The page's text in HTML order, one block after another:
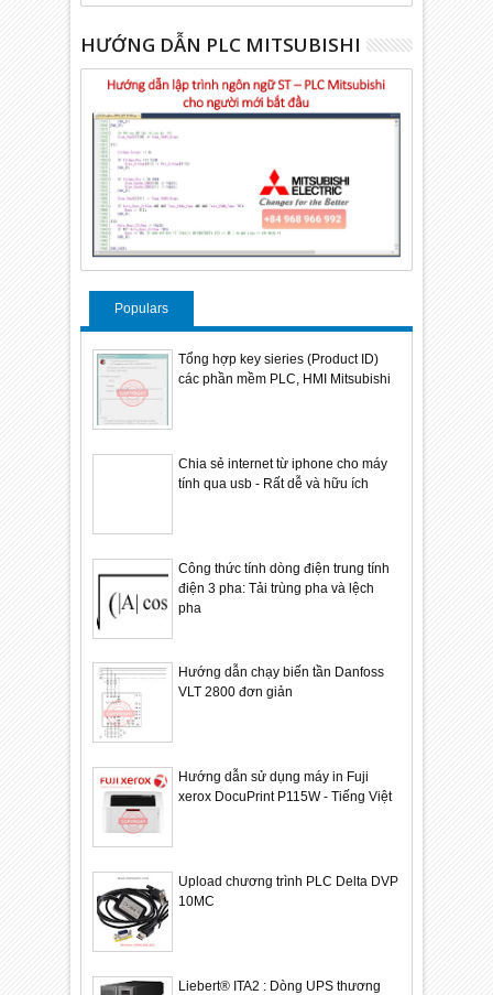
HƯỚNG DẪN PLC MITSUBISHI
Populars
Tổng hợp key sieries (Product ID)
các phần mềm PLC, HMI Mitsubishi
Chia sẻ internet từ iphone cho máy
tính qua usb - Rất dễ và hữu ích
Công thức tính dòng điện trung tính
điện 3 pha: Tải trùng pha và lệch
pha
Hướng dẫn chạy biến tần Danfoss
VLT 2800 đơn giản
Hướng dẫn sử dụng máy in Fuji
xerox DocuPrint P115W - Tiếng Việt
Upload chương trình PLC Delta DVP
10MC
Liebert® ITA2 : Dòng UPS thương